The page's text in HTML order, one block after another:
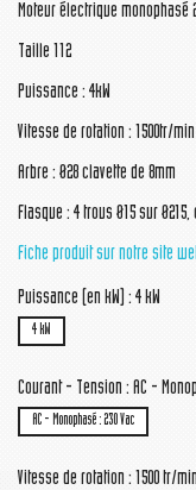
Moteur électrique monophasé
Taille 112
Puissance : 4kW
Vitesse de rotation : 1500tr/
Arbre : Ø28 clavette de 8mm
Flasque : 4 trous Ø15 sur
Fiche produit sur notre site
Puissance (en kW) : 4 kW
4 kW
Courant - Tension : AC -
AC - Monophasé : 230 Vac
Vitesse de rotation : 1500 tr/